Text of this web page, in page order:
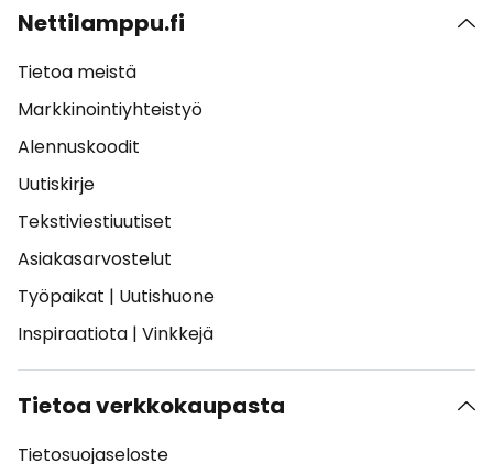
Nettilamppu.fi
Tietoa meistä
Markkinointiyhteistyö
Alennuskoodit
Uutiskirje
Tekstiviestiuutiset
Asiakasarvostelut
Työpaikat | Uutishuone
Inspiraatiota | Vinkkejä
Tietoa verkkokaupasta
Tietosuojaseloste